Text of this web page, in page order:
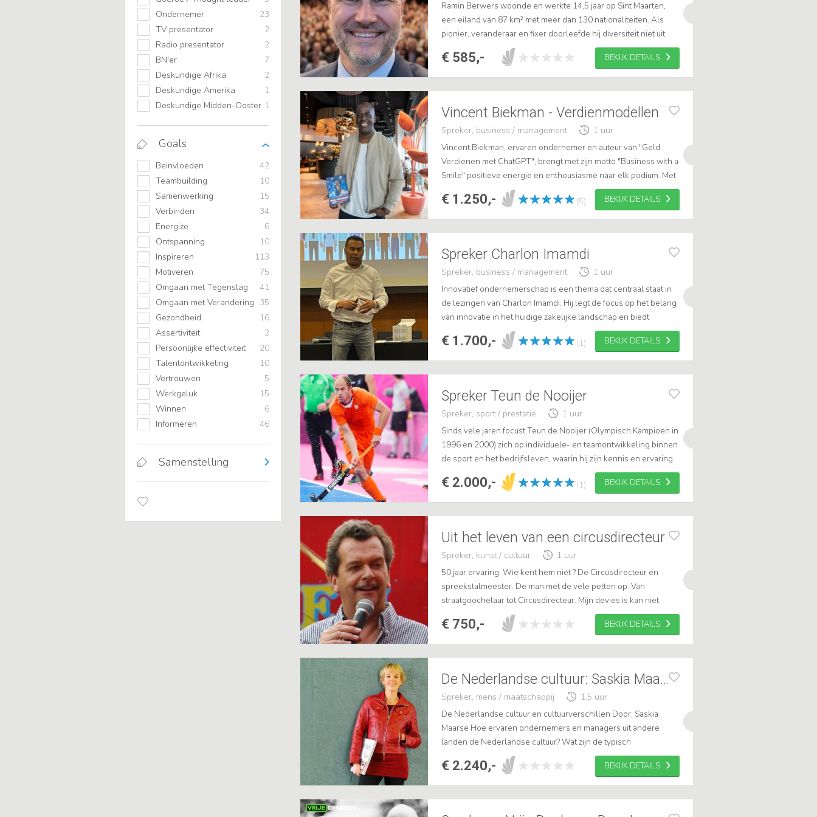
Ondernemer
23
TV presentator
2
Radio presentator
2
BN'er
7
Deskundige Afrika
2
Deskundige Amerika
1
Deskundige Midden-Oosten 1
Goals
Beinvloeden
42
Teambuilding
10
Samenwerking
15
Verbinden
34
Energize
6
Ontspanning
10
Inspireren
113
Motiveren
75
Omgaan met Tegenslag
41
Omgaan met Verandering 35
Gezondheid
16
Assertiviteit
2
Persoonlijke effectiviteit
20
Talentontwikkeling
10
Vertrouwen
5
Werkgeluk
15
Winnen
6
Informeren
46
Samenstelling
Ramin Berwers woonde en werkte 14,5 jaar op Sint Maarten,
een eiland van 87 km² met meer dan 130 nationaliteiten. Als
pionier, veranderaar en fixer doorleefde hij diversiteit niet uit
een boekje, maar dagelijks. Zijn boodschap is even eenvo...
€ 585,- BEKIJK DETAILS
Vincent Biekman - Verdienmodellen
Spreker, business / management
1 uur
Vincent Biekman, ervaren ondernemer en auteur van "Geld
Verdienen met ChatGPT", brengt met zijn motto "Business with a
Smile" positieve energie en enthousiasme naar elk podium. Met
20 jaar ervaring als voormalig schoonzoon van Joop van den ...
€ 1.250,- (5) BEKIJK DETAILS
Spreker Charlon Imamdi
Spreker, business / management
1 uur
Innovatief ondernemerschap is een thema dat centraal staat in
de lezingen van Charlon Imamdi. Hij legt de focus op het belang
van innovatie in het huidige zakelijke landschap en biedt
inzichten over hoe bedrijven en individuen kunnen groeie...
€ 1.700,- (1) BEKIJK DETAILS
Spreker Teun de Nooijer
Spreker, sport / prestatie
1 uur
Sinds vele jaren focust Teun de Nooijer (Olympisch Kampioen in
1996 en 2000) zich op individuele- en teamontwikkeling binnen
de sport en het bedrijfsleven, waarin hij zijn kennis en ervaring
deelt en daarnaast wetenschappelijk onderbouwt. T...
€ 2.000,- (1) BEKIJK DETAILS
Uit het leven van een circusdirecteur
Spreker, kunst / cultuur
1 uur
50 jaar ervaring. Wie kent hem niet ? De Circusdirecteur en
spreekstalmeester. De man met de vele petten op. Van
straatgoochelaar tot Circusdirecteur. Mijn devies is kan niet
bestaat niet. Unieke verhalen en boeiende anekdotes. .
€ 750,- BEKIJK DETAILS
De Nederlandse cultuur: Saskia Maarse
Spreker, mens / maatschappij
1,5 uur
De Nederlandse cultuur en cultuurverschillen Door: Saskia
Maarse Hoe ervaren ondernemers en managers uit andere
landen de Nederlandse cultuur? Wat zijn de typisch
Nederlandse eigenschappen en wat kunnen we leren van
zowel onze eigen cultuu...
€ 2.240,- BEKIJK DETAILS